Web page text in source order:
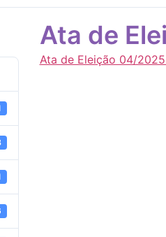
Ata de
Ata de Eleição 04/2025